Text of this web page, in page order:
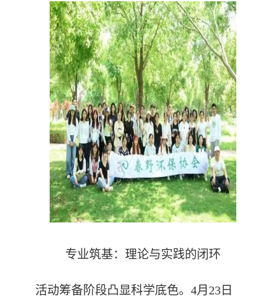
专业筑基：理论与实践的闭环
活动筹备阶段凸显科学底色。4月23日